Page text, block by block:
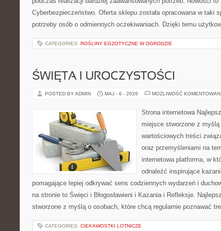
Cyberbezpieczeństwo. Oferta sklepu została opracowana w taki
potrzeby osób o odmiennych oczekiwaniach. Dzięki temu
CATEGORIES: ROŚLINY EGZOTYCZNE W OGRODZIE
ŚWIĘTA I UROCZYSTOŚCI
POSTED BY ADMIN MAJ - 6 - 2026 MOŻLIWOŚĆ
Strona internetowa
miejsce stworzone z
wartościowych treści
oraz przemyśleniami na
internetowa platforma, w
odnaleźć inspirujące
pomagające lepiej odkrywać sens codziennych wydarzeń i
na stronie to Święci i Błogosławieni i Kazania i Refleksje.
stworzone z myślą o osobach, które chcą regularnie poznawać
CATEGORIES: CIEKAWOSTKI LOTNICZE